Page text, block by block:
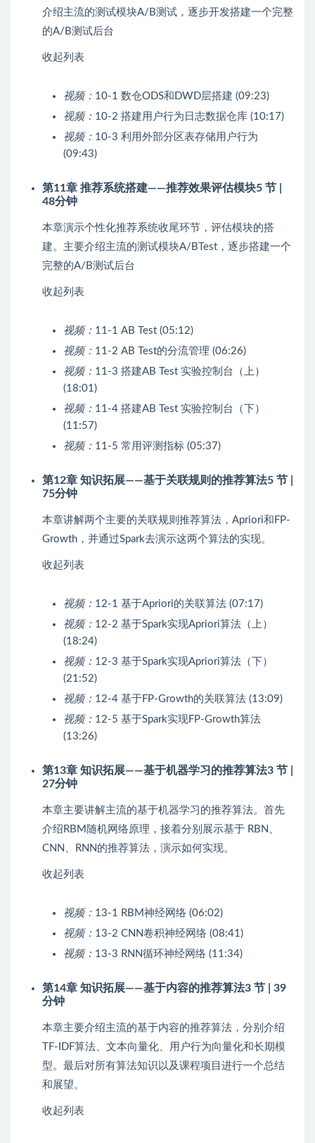
介绍主流的测试模块A/B测试，逐步开发搭建一个完整
的A/B测试后台
收起列表
视频： 10-1 数仓ODS和DWD层搭建 (09:23)
视频： 10-2 搭建用户行为日志数据仓库 (10:17)
视频： 10-3 利用外部分区表存储用户行为
(09:43)
第11章 推荐系统搭建——推荐效果评估模块5 节 |
48分钟
本章演示个性化推荐系统收尾环节，评估模块的搭
建。主要介绍主流的测试模块A/BTest，逐步搭建一个
完整的A/B测试后台
收起列表
视频： 11-1 AB Test (05:12)
视频： 11-2 AB Test的分流管理 (06:26)
视频： 11-3 搭建AB Test 实验控制台（上）
(18:01)
视频： 11-4 搭建AB Test 实验控制台（下）
(11:57)
视频： 11-5 常用评测指标 (05:37)
第12章 知识拓展——基于关联规则的推荐算法5 节 |
75分钟
本章讲解两个主要的关联规则推荐算法，Apriori和FP-
Growth，并通过Spark去演示这两个算法的实现。
收起列表
视频： 12-1 基于Apriori的关联算法 (07:17)
视频： 12-2 基于Spark实现Apriori算法（上）
(18:24)
视频： 12-3 基于Spark实现Apriori算法（下）
(21:52)
视频： 12-4 基于FP-Growth的关联算法 (13:09)
视频： 12-5 基于Spark实现FP-Growth算法
(13:26)
第13章 知识拓展——基于机器学习 的推荐算法3 节 |
27分钟
本章主要讲解主流的基于机器学习的推荐算法。首先
介绍RBM随机网络原理，接着分别展示基于 RBN、
CNN、RNN的推荐算法，演示如何实现。
收起列表
视频： 13-1 RBM神经网络 (06:02)
视频： 13-2 CNN卷积神经网络 (08:41)
视频： 13-3 RNN循环神经网络 (11:34)
第14章 知识拓展——基于内容的推荐算法3 节 | 39
分钟
本章主要介绍主流的基于内容的推荐算法，分别介绍
TF-IDF算法、文本向量化、用户行为向量化和长期模
型。最后对所有算法知识以及课程项目进行一个总结
和展望。
收起列表